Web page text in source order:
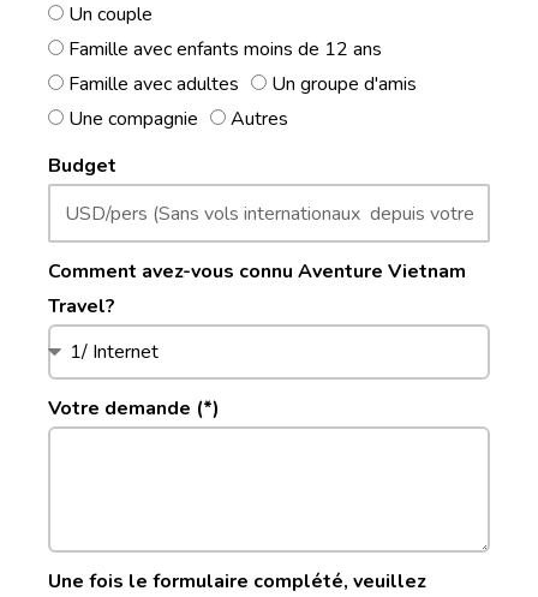
Un couple
Famille avec enfants moins de 12 ans
Famille avec adultes
Un groupe d'amis
Une compagnie
Autres
Budget
Comment avez-vous connu Aventure Vietnam
Travel?
Votre demande (*)
Une fois le formulaire complété, veuillez